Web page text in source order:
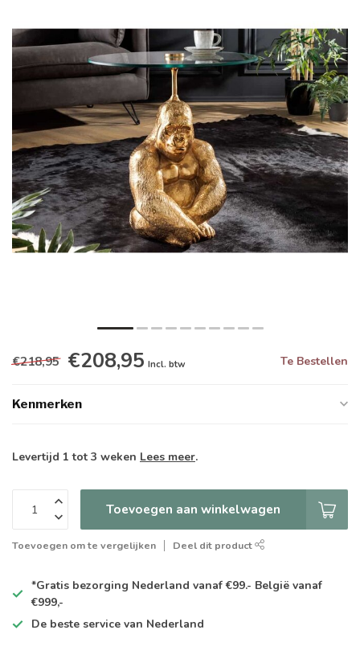
€218,95 €208,95 Incl. btw Te Bestellen
Kenmerken
Levertijd 1 tot 3 weken Lees meer.
Toevoegen aan winkelwagen
Toevoegen om te vergelijken Deel dit product
*Gratis bezorging Nederland vanaf €99.- België vanaf
€999,-
De beste service van Nederland